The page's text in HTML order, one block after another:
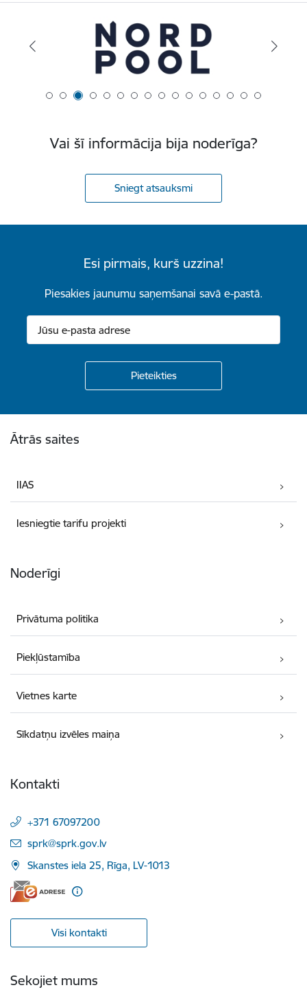
Vai šī informācija bija noderīga?
Sniegt atsauksmi
Esi pirmais, kurš uzzina!
Piesakies jaunumu saņemšanai savā e-pastā.
Ātrās saites
IIAS
Iesniegtie tarifu projekti
Noderīgi
Privātuma politika
Piekļūstamība
Vietnes karte
Sīkdatņu izvēles maiņa
Kontakti
+371 67097200
E-pasts:
sprk@sprk.gov.lv
Skanstes iela 25, Rīga, LV-1013
Visi kontakti
Sekojiet mums